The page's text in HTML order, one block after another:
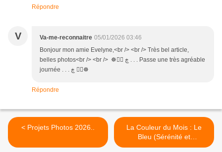
Répondre
V Va-me-reconnaitre 05/01/2026 03:46
Bonjour mon amie Evelyne,<br /> <br /> Très bel article,
belles photos<br /> <br /> ☸ڿ ڰۣ . . . Passe une très agréable
journée . . . ڰۣ ڿ☸
Répondre
< Projets Photos 2026..
La Couleur du Mois : Le
Bleu (Sérénité et
Profondeur) >